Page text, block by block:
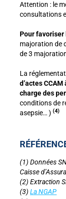
Attention : le
consultations
Pour favoriser
majoration de
de 3
La
d’actes
charge des
conditions de
asepsie… ) (4)
(1) Données
Caisse
(2) Extraction
(3) La NGAP